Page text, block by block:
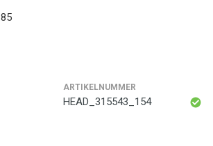
ARTIKELNUMMER
HEAD_315543_154